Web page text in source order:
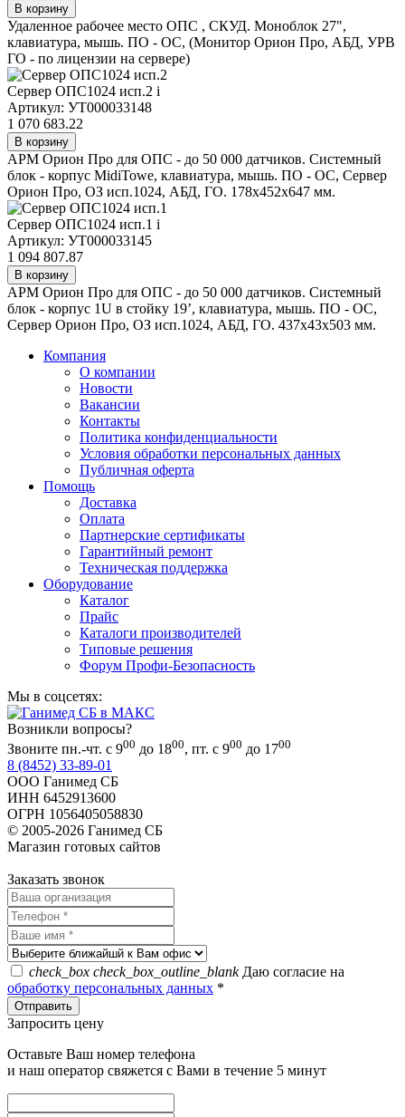
В корзину
Удаленное рабочее место ОПС , СКУД. Моноблок 27",
клавиатура, мышь. ПО - ОС, (Монитор Орион Про, АБД, УРВ
ГО - по лицензии на сервере)
Сервер ОПС1024 исп.2 i
Артикул: УТ000033148
1 070 683.22
В корзину
АРМ Орион Про для ОПС - до 50 000 датчиков. Системный
блок - корпус MidiTowe, клавиатура, мышь. ПО - ОС, Сервер
Орион Про, ОЗ исп.1024, АБД, ГО. 178x452x647 мм.
Сервер ОПС1024 исп.1 i
Артикул: УТ000033145
1 094 807.87
В корзину
АРМ Орион Про для ОПС - до 50 000 датчиков. Системный
блок - корпус 1U в стойку 19’, клавиатура, мышь. ПО - ОС,
Сервер Орион Про, ОЗ исп.1024, АБД, ГО. 437x43x503 мм.
Компания
О компании
Новости
Вакансии
Контакты
Политика конфиденциальности
Условия обработки персональных данных
Публичная оферта
Помощь
Доставка
Оплата
Партнерские сертификаты
Гарантийный ремонт
Техническая поддержка
Оборудование
Каталог
Прайс
Каталоги производителей
Типовые решения
Форум Профи-Безопасность
Мы в соцсетях:
Возникли вопросы?
Звоните пн.-чт. с 900 до 1800, пт. с 900 до 1700
8 (8452) 33-89-01
ООО Ганимед СБ
ИНН 6452913600
ОГРН 1056405058830
© 2005-2026 Ганимед СБ
Магазин готовых сайтов
Заказать звонок
check_box check_box_outline_blankДаю согласие на
обработку персональных данных *
Запросить цену
Оставьте Ваш номер телефона
и наш оператор свяжется с Вами в течение 5 минут